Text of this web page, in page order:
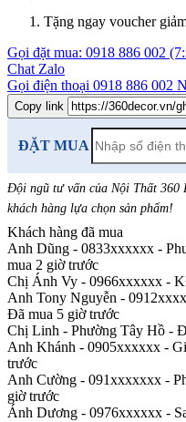
Tặng ngay voucher
Gọi đặt mua: 0918 886 002
Chat Zalo
Gọi điện thoại 0918 886 002
Copy link
ĐẶT MUA
Đội ngũ tư vấn của Nội Thất 360
khách hàng lựa chọn sản phẩm!
Khách hàng đã mua
Anh Dũng - 0833xxxxxx -
mua 2 giờ trước
Chị Ánh Vy - 0966xxxxxx -
Anh Tony Nguyễn -
Đã mua 5 giờ trước
Chị Linh - Phường Tây Hồ -
Anh Khánh - 0905xxxxxx -
trước
Anh Cường - 091xxxxxxx -
giờ trước
Ánh Dương - 0976xxxxxx -